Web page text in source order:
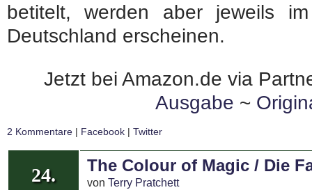
betitelt, werden aber jeweils
Deutschland erscheinen.
Jetzt bei Amazon.de via
Ausgabe ~
2 Kommentare | Facebook | Twitter
24. The Colour of Magic / Die
von Terry Pratchett